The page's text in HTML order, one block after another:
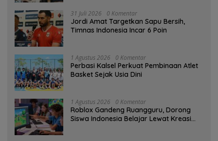
31 Juli 2026 0 Komentar
Jordi Amat Targetkan Sapu Bersih,
Timnas Indonesia Incar 6 Poin
1 Agustus 2026 0 Komentar
Perbasi Kalsel Perkuat Pembinaan Atlet
Basket Sejak Usia Dini
1 Agustus 2026 0 Komentar
Roblox Gandeng Ruangguru, Dorong
Siswa Indonesia Belajar Lewat Kreasi